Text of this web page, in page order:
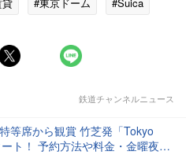
鉄道チャンネルニュース
賞 竹芝発「Tokyo
ト！ 予約方法や料金・金曜夜の